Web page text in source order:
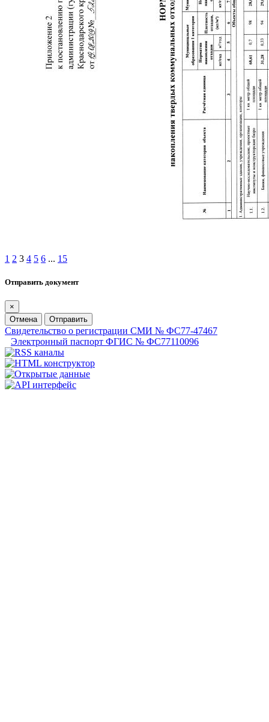
1 2 3 4 5 6 ... 15
Отправить документ
×
Отмена
Отправить
Свидетельство о регистрации СМИ № ФС77-47467
Электронный паспорт ФГИС № ФС77110096